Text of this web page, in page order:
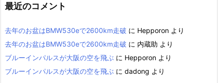
最近のコメント
去年のお盆はBMW530eで2600km走破 に Hepporon より
去年のお盆はBMW530eで2600km走破 に 内蔵助 より
ブルーインパルスが大阪の空を飛ぶ に Hepporon より
ブルーインパルスが大阪の空を飛ぶ に dadong より